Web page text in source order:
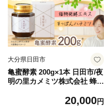
大分県日田市
亀蜜酵素 200g×1本 日田市/夜
明の里カメミツ株式会社 蜂蜜
20,000円